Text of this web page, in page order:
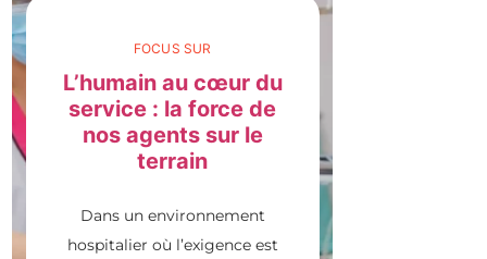
FOCUS SUR
L’humain au cœur du
service : la force de
nos agents sur le
terrain
Dans un environnement
hospitalier où l’exigence est